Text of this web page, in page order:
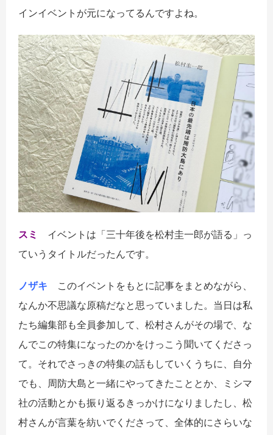
インイベントが元になってるんですよね。
スミ
イベントは「三十年後を松村圭一郎が語る」っ
ていうタイトルだったんです。
ノザキ このイベントをもとに記事をまとめながら、
なんか不思議な原稿だなと思っていました。当日は私
たち編集部も全員参加して、松村さんがその場で、な
んでこの特集になったのかをけっこう聞いてくださっ
て。それでさっきの特集の話もしていくうちに、自分
でも、周防大島と一緒にやってきたこととか、ミシマ
社の活動とかも振り返るきっかけになりましたし、松
村さんが言葉を紡いでくださって、全体的にさらいな